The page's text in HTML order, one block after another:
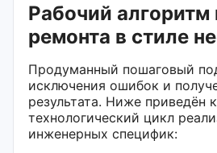
Рабочий алгоритм
ремонта в стиле
Продуманный пошаговый
исключения ошибок и
результата. Ниже приведён
технологический цикл
инженерных специфик: